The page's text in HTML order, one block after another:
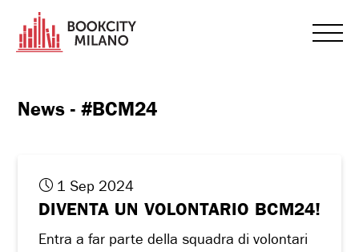
News - #BCM24
1 Sep 2024
DIVENTA UN VOLONTARIO BCM24!
Entra a far parte della squadra di volontari